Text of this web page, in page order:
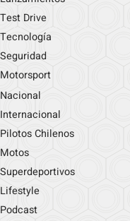
Test Drive
Tecnología
Seguridad
Motorsport
Nacional
Internacional
Pilotos Chilenos
Motos
Superdeportivos
Lifestyle
Podcast